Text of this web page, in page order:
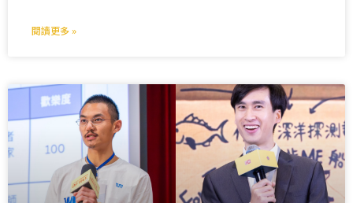
閱讀更多 »